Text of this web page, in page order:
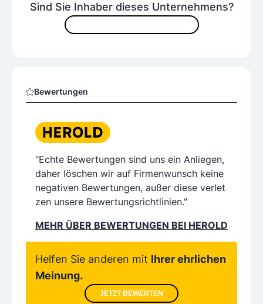
Sind Sie Inhaber dieses Unternehmens?
Bewertungen
"Echte Bewertungen sind uns ein Anliegen,
daher löschen wir auf Firmenwunsch keine
negativen Bewertungen, außer diese verlet
zen unsere Bewertungsrichtlinien."
MEHR ÜBER BEWERTUNGEN BEI HEROLD
Helfen Sie anderen mit Ihrer ehrlichen
Meinung.
JETZT BEWERTEN